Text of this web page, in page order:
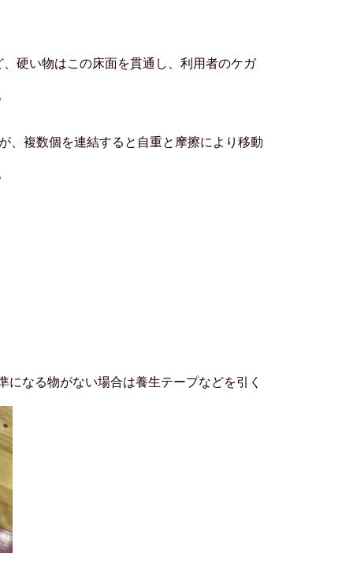
硬い物はこの床面を貫通し、利用者のケガ
、複数個を連結すると自重と摩擦により移動
なる物がない場合は養生テープなどを引く